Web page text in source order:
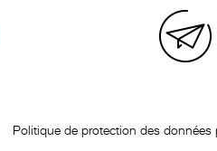
Politique de protection des données